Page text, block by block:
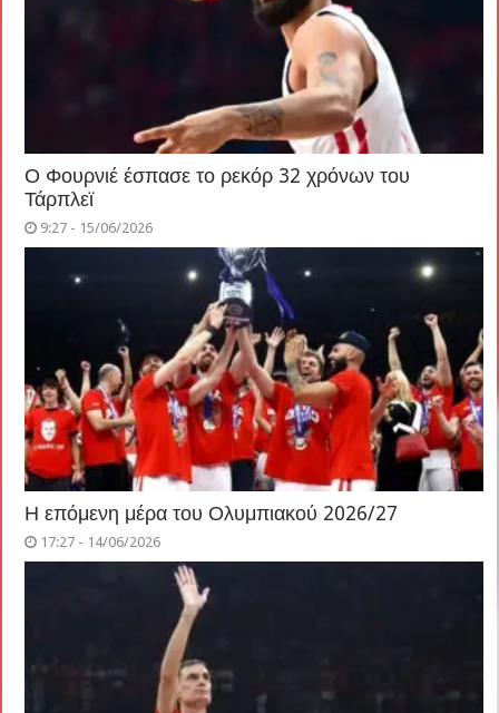
Ο Φουρνιέ έσπασε το ρεκόρ 32 χρόνων του
Τάρπλεϊ
9:27 - 15/06/2026
Η επόμενη μέρα του Ολυμπιακού 2026/27
17:27 - 14/06/2026